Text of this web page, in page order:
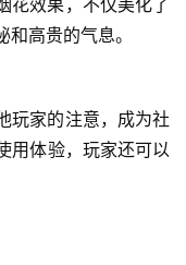
高贵的气息。
玩家的注意，成为社
用体验，玩家还可以